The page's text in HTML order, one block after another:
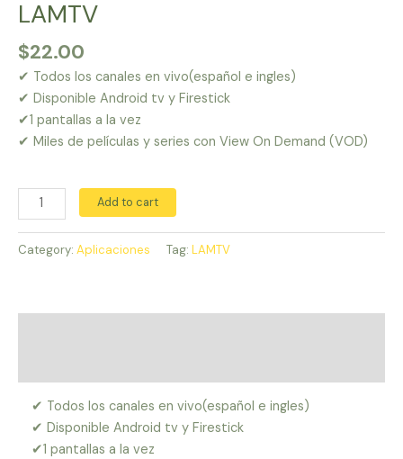
LAMTV
$22.00
✔ Todos los canales en vivo(español e ingles)
✔ Disponible Android tv y Firestick
✔1 pantallas a la vez
✔ Miles de películas y series con View On Demand (VOD)
LAMTV
quantity
Add to cart
Category: Aplicaciones Tag: LAMTV
✔ Todos los canales en vivo(español e ingles)
✔ Disponible Android tv y Firestick
✔1 pantallas a la vez